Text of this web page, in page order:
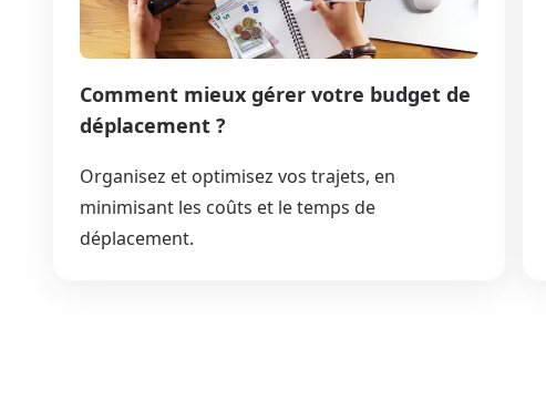
Comment mieux gérer votre budget de
déplacement ?
Organisez et optimisez vos trajets, en
minimisant les coûts et le temps de
déplacement.